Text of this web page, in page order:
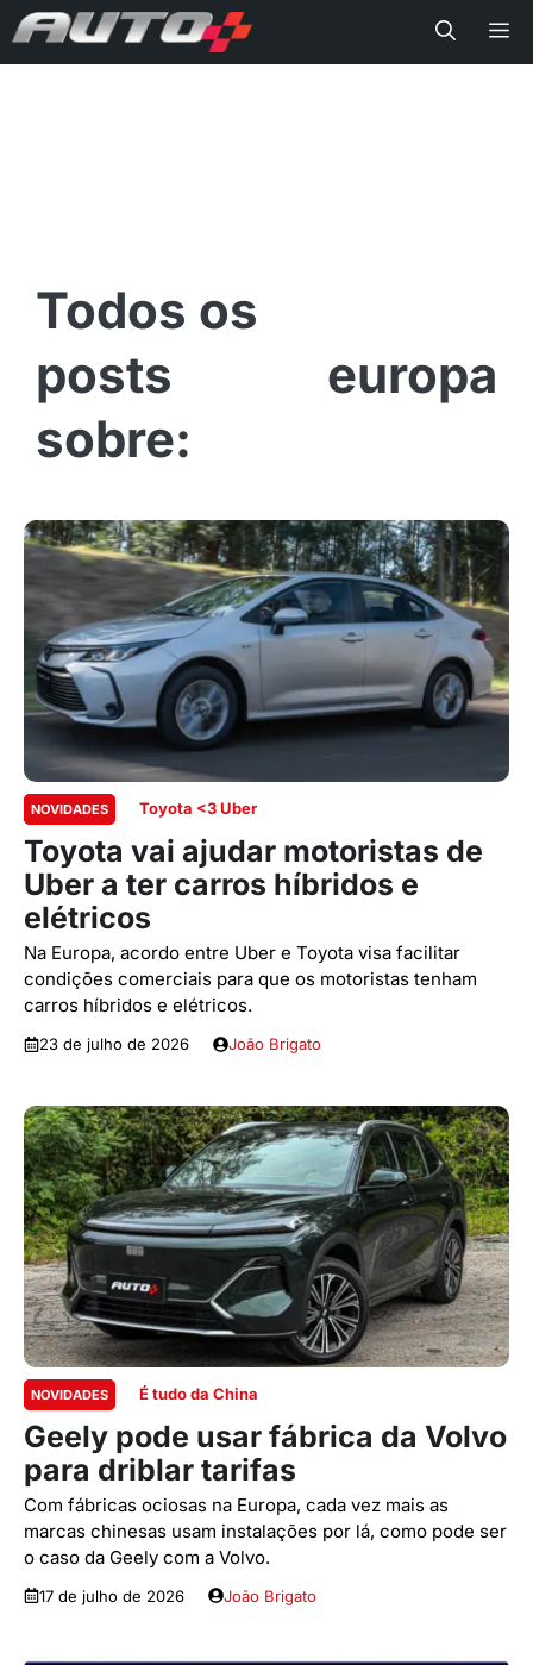
europa
NOVIDADES Toyota <3 Uber
Toyota vai ajudar motoristas de
Uber a ter carros híbridos e
elétricos
Na Europa, acordo entre Uber e Toyota visa facilitar
condições comerciais para que os motoristas tenham
carros híbridos e elétricos.
23 de julho de 2026 João Brigato
NOVIDADES É tudo da China
Geely pode usar fábrica da Volvo
para driblar tarifas
Com fábricas ociosas na Europa, cada vez mais as
marcas chinesas usam instalações por lá, como pode ser
o caso da Geely com a Volvo.
17 de julho de 2026 João Brigato